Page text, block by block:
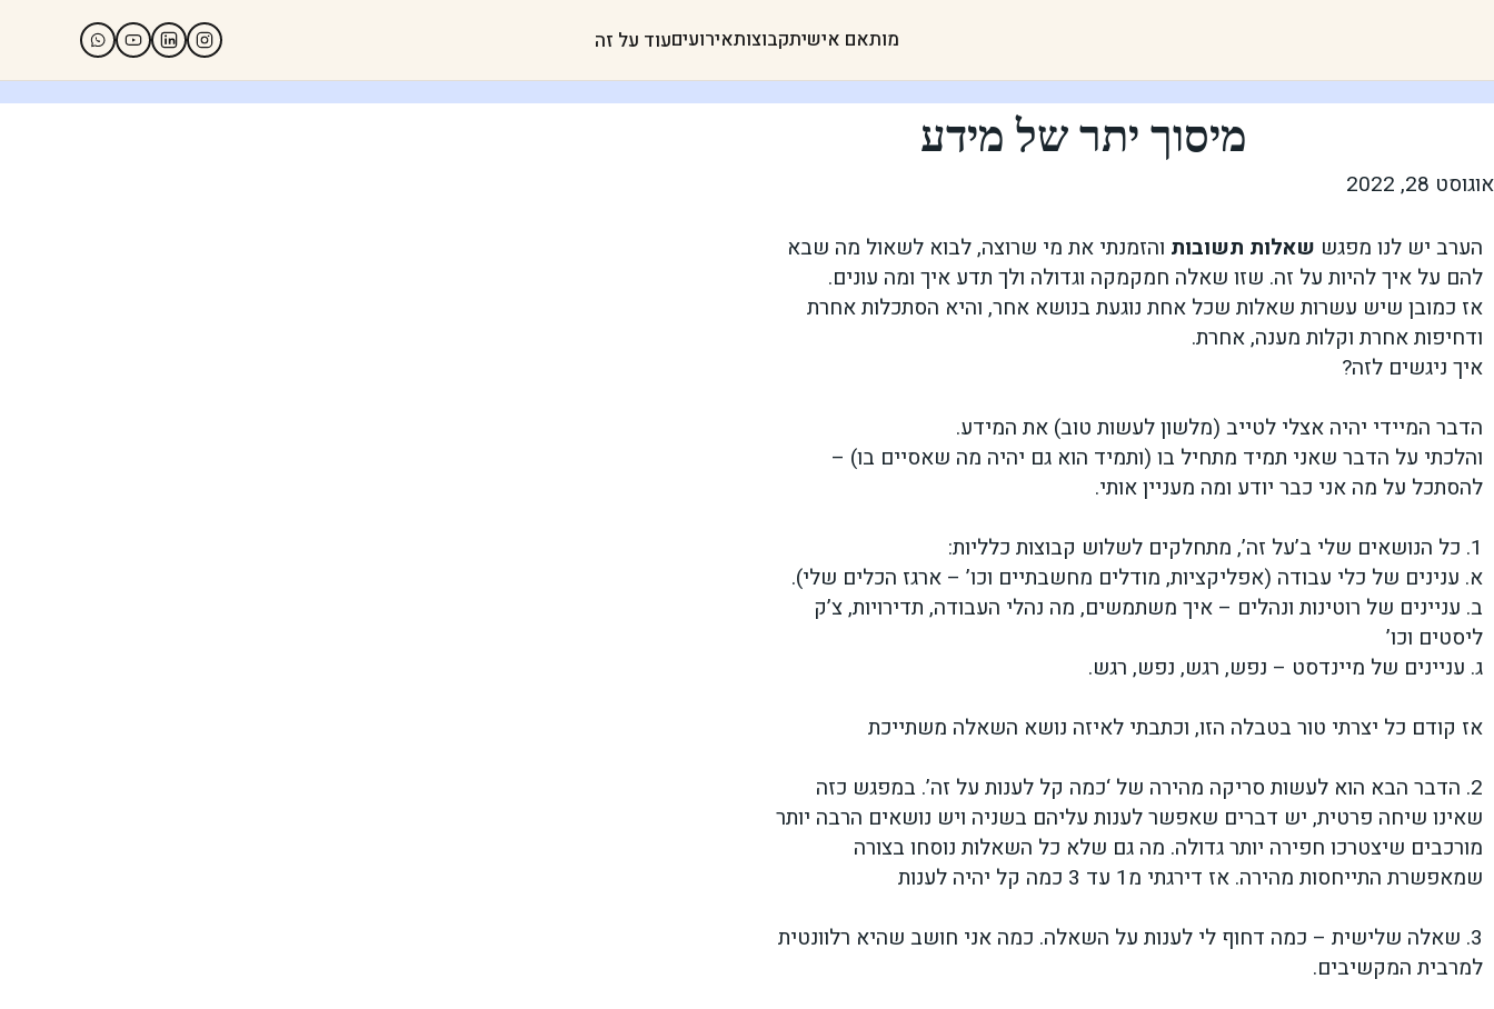
מותאם אישיתקבוצותאירועיםעוד על זה
מיסוך יתר של מידע
אוגוסט 28, 2022
הערב יש לנו מפגש שאלות תשובות והזמנתי את מי שרוצה, לבוא לשאול מה שבא
להם על איך להיות על זה. שזו שאלה חמקמקה וגדולה ולך תדע איך ומה עונים.
אז כמובן שיש עשרות שאלות שכל אחת נוגעת בנושא אחר, והיא הסתכלות אחרת
ודחיפות אחרת וקלות מענה, אחרת.
איך ניגשים לזה?
הדבר המיידי יהיה אצלי לטייב (מלשון לעשות טוב) את המידע.
והלכתי על הדבר שאני תמיד מתחיל בו (ותמיד הוא גם יהיה מה שאסיים בו) –
להסתכל על מה אני כבר יודע ומה מעניין אותי.
1. כל הנושאים שלי ב’על זה’, מתחלקים לשלוש קבוצות כלליות:
א. ענינים של כלי עבודה (אפליקציות, מודלים מחשבתיים וכו’ – ארגז הכלים שלי).
ב. עניינים של רוטינות ונהלים – איך משתמשים, מה נהלי העבודה, תדירויות, צ’ק
ליסטים וכו’
ג. עניינים של מיינדסט – נפש, רגש, נפש, רגש.
אז קודם כל יצרתי טור בטבלה הזו, וכתבתי לאיזה נושא השאלה משתייכת
2. הדבר הבא הוא לעשות סריקה מהירה של ‘כמה קל לענות על זה’. במפגש כזה
שאינו שיחה פרטית, יש דברים שאפשר לענות עליהם בשניה ויש נושאים הרבה יותר
מורכבים שיצטרכו חפירה יותר גדולה. מה גם שלא כל השאלות נוסחו בצורה
שמאפשרת התייחסות מהירה. אז דירגתי מ1 עד 3 כמה קל יהיה לענות
3. שאלה שלישית – כמה דחוף לי לענות על השאלה. כמה אני חושב שהיא רלוונטית
למרבית המקשיבים.